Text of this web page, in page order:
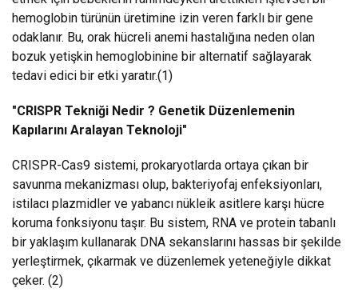
hemoglobin türünün üretimine izin veren farklı bir gene
odaklanır. Bu, orak hücreli anemi hastalığına neden olan
bozuk yetişkin hemoglobinine bir alternatif sağlayarak
tedavi edici bir etki yaratır.(1)
"CRISPR Tekniği Nedir ? Genetik Düzenlemenin
Kapılarını Aralayan Teknoloji"
CRISPR-Cas9 sistemi, prokaryotlarda ortaya çıkan bir
savunma mekanizması olup, bakteriyofaj enfeksiyonları,
istilacı plazmidler ve yabancı nükleik asitlere karşı hücre
koruma fonksiyonu taşır. Bu sistem, RNA ve protein tabanlı
bir yaklaşım kullanarak DNA sekanslarını hassas bir şekilde
yerleştirmek, çıkarmak ve düzenlemek yeteneğiyle dikkat
çeker. (2)